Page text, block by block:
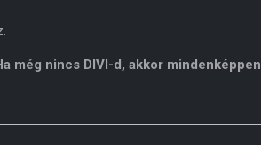
még nincs DIVI-d, akkor mindenképpen